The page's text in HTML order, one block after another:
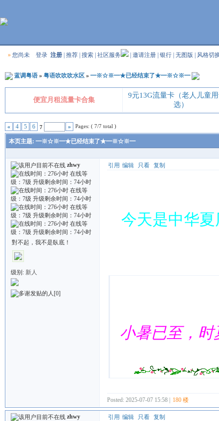
»您尚未 登录 注册| 推荐| 搜索| 社区服务 | 邀请注册| 银行 无图版 风格切
蓝调粤语» 粤语吹吹吹水区» ━※☆※━★已经结束了★━※☆※━
便宜月租流量卡合集
9元13G流量卡（老人儿童
选）
« 4 5 6 7 » Pages: ( 7/7 total )
本页主题: ━※☆※━★已经结束了★━※☆※━
zhwy
對不起，我不是臥底！
级别: 新人
[0]
引用 编辑 只看 复制
今天是中华
小暑已至，
Posted: 2025-07-07 15:58 | 180 楼
zhwy 引用 编辑 只看 复制